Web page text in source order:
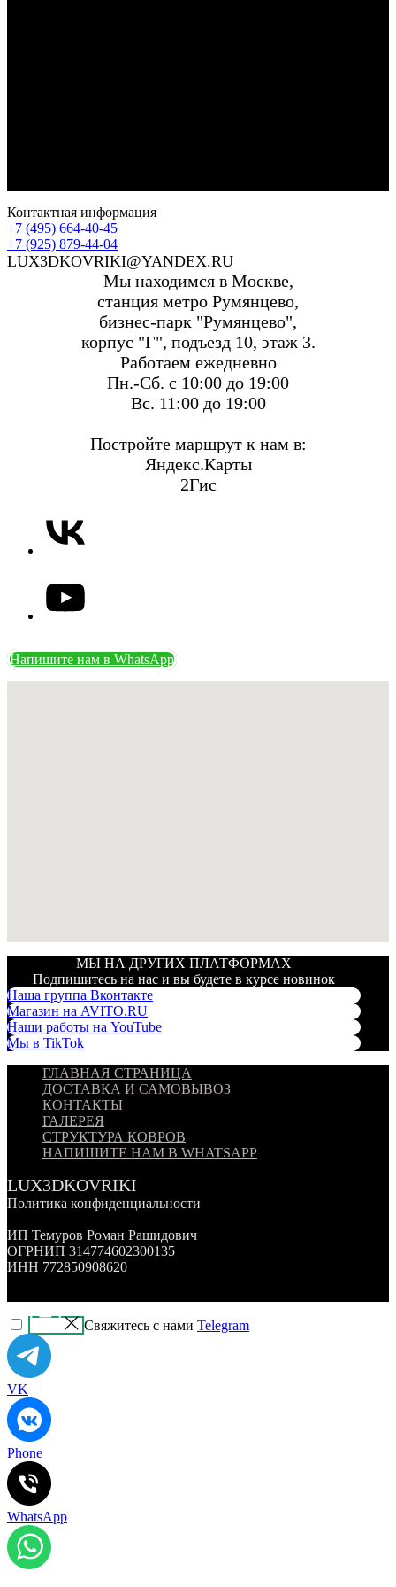
Контактная информация
+7 (495) 664-40-45
+7 (925) 879-44-04
LUX3DKOVRIKI@YANDEX.RU
Мы находимся в Москве,
станция метро Румянцево,
бизнес-парк "Румянцево",
корпус "Г", подъезд 10, этаж 3.
Работаем ежедневно
Пн.-Сб. с 10:00 до 19:00
Вс. 11:00 до 19:00
Постройте маршрут к нам в:
Яндекс.Карты
2Гис
Напишите нам в WhatsApp
МЫ НА ДРУГИХ ПЛАТФОРМАХ
Подпишитесь на нас и вы будете в курсе новинок
Наша группа Вконтакте
Магазин на AVITO.RU
Наши работы на YouTube
Мы в TikTok
ГЛАВНАЯ СТРАНИЦА
ДОСТАВКА И САМОВЫВОЗ
КОНТАКТЫ
ГАЛЕРЕЯ
СТРУКТУРА КОВРОВ
НАПИШИТЕ НАМ В WHATSAPP
LUX3DKOVRIKI
Политика конфиденциальности
ИП Темуров Роман Рашидович
ОГРНИП 314774602300135
ИНН 772850908620
Свяжитесь с нами Telegram
VK
Phone
WhatsApp